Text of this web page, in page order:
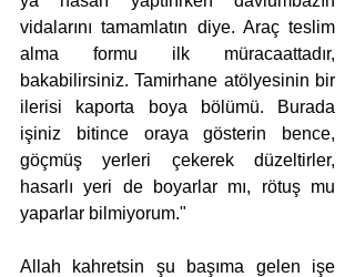
vidalarını tamamlatın diye. Araç teslim
alma formu ilk müracaattadır,
bakabilirsiniz. Tamirhane atölyesinin bir
ilerisi kaporta boya bölümü. Burada
işiniz bitince oraya gösterin bence,
göçmüş yerleri çekerek düzeltirler,
hasarlı yeri de boyarlar mı, rötuş mu
yaparlar bilmiyorum."
Allah kahretsin şu başıma gelen işe